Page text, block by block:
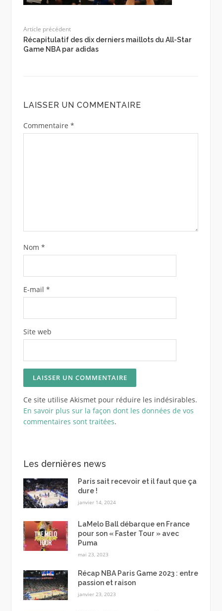
Article précédent
Récapitulatif des dix derniers maillots du All-Star
Game NBA par adidas
LAISSER UN COMMENTAIRE
Commentaire *
Nom *
E-mail *
Site web
Ce site utilise Akismet pour réduire les indésirables.
En savoir plus sur la façon dont les données de vos
commentaires sont traitées.
Les dernières news
Paris sait recevoir et il faut que ça
dure !
janvier 14, 2024
LaMelo Ball débarque en France
pour son « Faster Tour » avec
Puma
mai 23, 2023
Récap NBA Paris Game 2023 : entre
passion et raison
janvier 23, 2023